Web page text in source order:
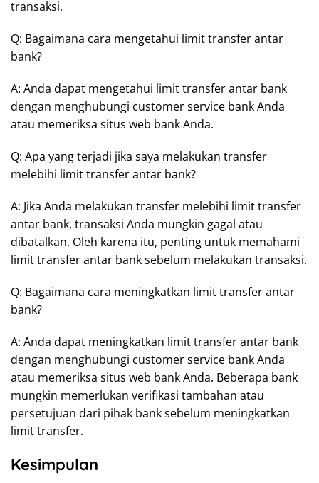
transaksi.
Q: Bagaimana cara mengetahui limit transfer antar
bank?
A: Anda dapat mengetahui limit transfer antar bank
dengan menghubungi customer service bank Anda
atau memeriksa situs web bank Anda.
Q: Apa yang terjadi jika saya melakukan transfer
melebihi limit transfer antar bank?
A: Jika Anda melakukan transfer melebihi limit transfer
antar bank, transaksi Anda mungkin gagal atau
dibatalkan. Oleh karena itu, penting untuk memahami
limit transfer antar bank sebelum melakukan transaksi.
Q: Bagaimana cara meningkatkan limit transfer antar
bank?
A: Anda dapat meningkatkan limit transfer antar bank
dengan menghubungi customer service bank Anda
atau memeriksa situs web bank Anda. Beberapa bank
mungkin memerlukan verifikasi tambahan atau
persetujuan dari pihak bank sebelum meningkatkan
limit transfer.
Kesimpulan